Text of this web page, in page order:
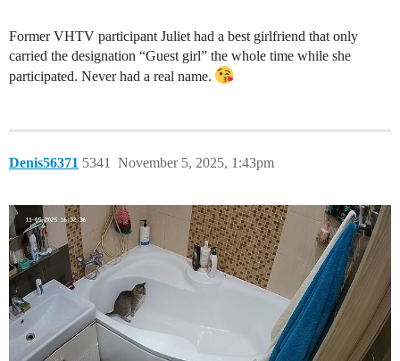
Former VHTV participant Juliet had a best girlfriend that only
carried the designation “Guest girl” the whole time while she
participated. Never had a real name.
Denis56371 November 5, 2025, 1:43pm
5341